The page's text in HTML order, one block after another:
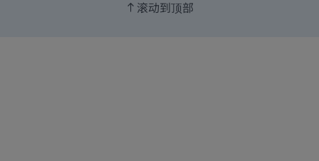
滚动到顶部